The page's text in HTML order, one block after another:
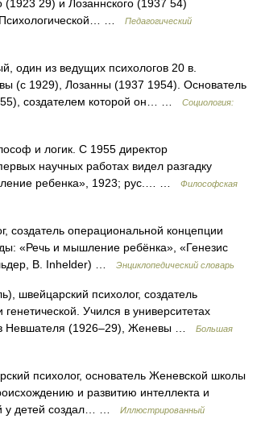
29) и Лозаннского (1937 54)
Психологической… …
Педагогический
один из ведущих психологов 20 в.
(с 1929), Лозанны (1937 1954). Основатель
создателем которой он… …
Социология:
и логик. С 1955 директор
научных работах видел разгадку
ребенка», 1923; рус.… …
Философская
создатель операциональной концепции
«Речь и мышление ребёнка», «Генезис
B. Inhelder) …
Энциклопедический словарь
швейцарский психолог, создатель
Учился в университетах
Невшателя (1926‒29), Женевы …
Большая
психолог, основатель Женевской школы
и развитию интеллекта и
у детей создал… …
Иллюстрированный